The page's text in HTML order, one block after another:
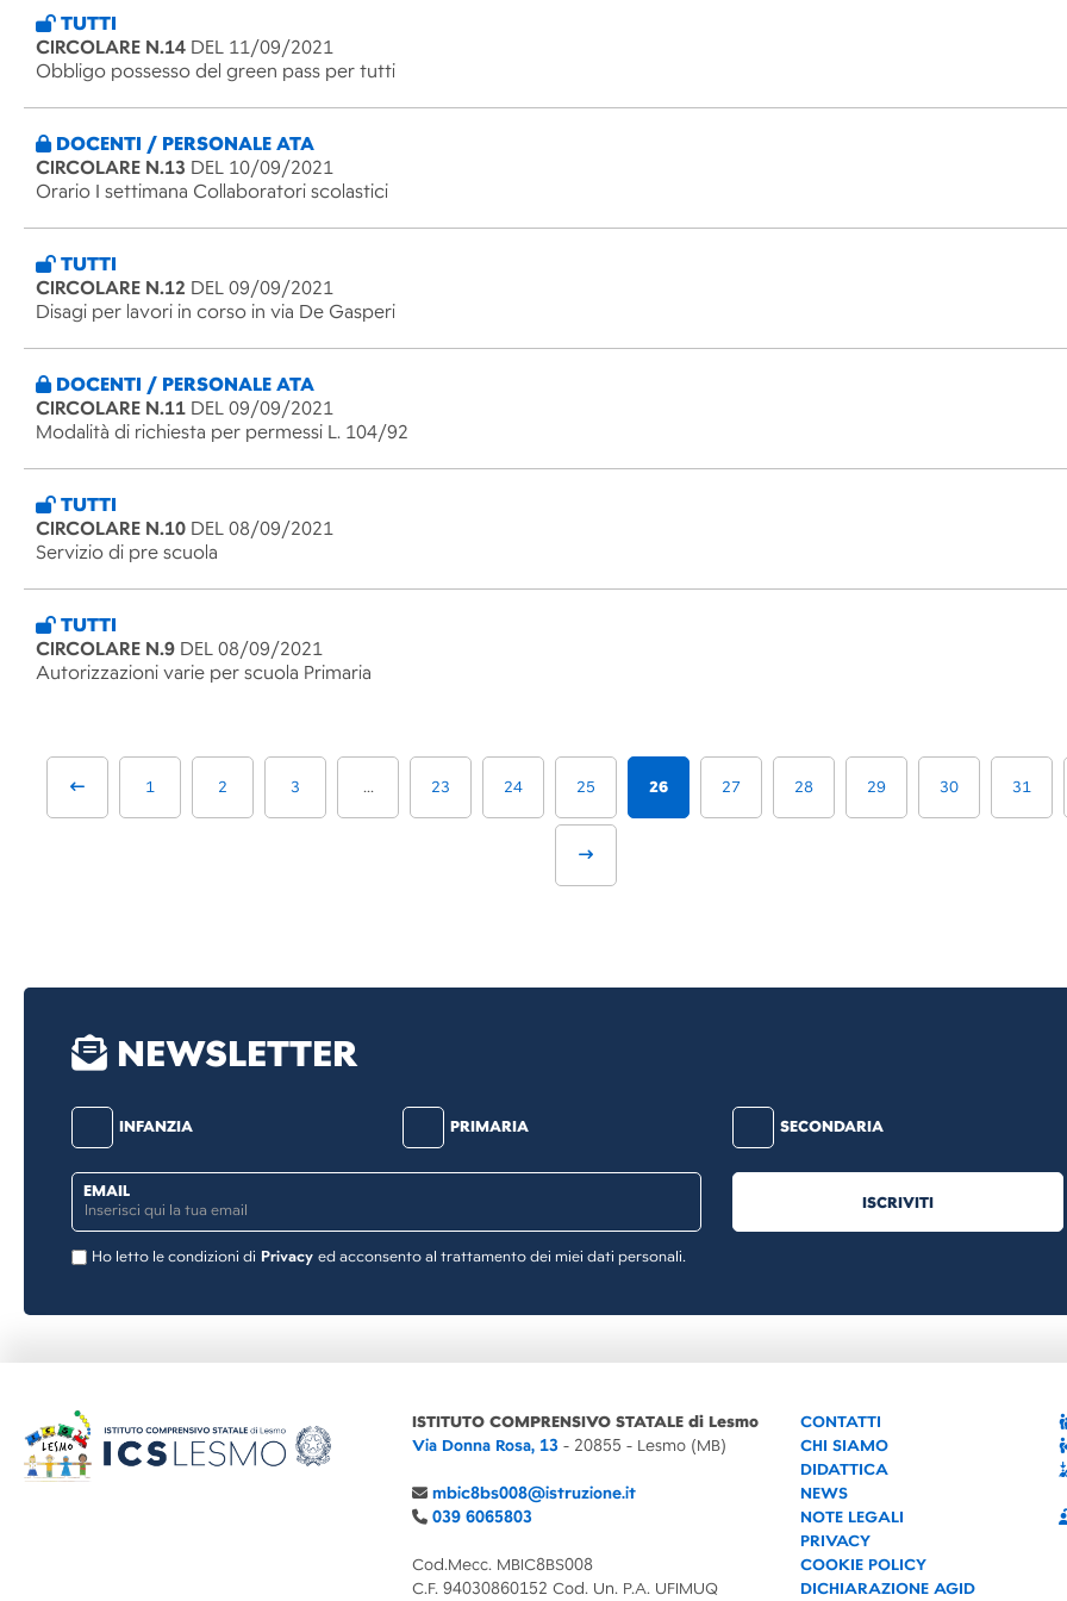
TUTTI
CIRCOLARE N.14 DEL 11/09/2021
Obbligo possesso del green pass per tutti
DOCENTI / PERSONALE ATA
CIRCOLARE N.13 DEL 10/09/2021
Orario I settimana Collaboratori scolastici
TUTTI
CIRCOLARE N.12 DEL 09/09/2021
Disagi per lavori in corso in via De Gasperi
DOCENTI / PERSONALE ATA
CIRCOLARE N.11 DEL 09/09/2021
Modalità di richiesta per permessi L. 104/92
TUTTI
CIRCOLARE N.10 DEL 08/09/2021
Servizio di pre scuola
TUTTI
CIRCOLARE N.9 DEL 08/09/2021
Autorizzazioni varie per scuola Primaria
1 2 3 ... 23 24 25 26 27 28 29 30 31
NEWSLETTER
INFANZIA PRIMARIA SECONDARIA
EMAIL
Ho letto le condizioni di Privacy ed acconsento al trattamento dei miei dati personali.
ISCRIVITI
ISTITUTO COMPRENSIVO STATALE di Lesmo
Via Donna Rosa, 13 - 20855 - Lesmo (MB)
mbic8bs008@istruzione.it
039 6065803
Cod.Mecc. MBIC8BS008
C.F. 94030860152 Cod. Un. P.A. UFIMUQ
CONTATTI
CHI SIAMO
DIDATTICA
NEWS
NOTE LEGALI
PRIVACY
COOKIE POLICY
DICHIARAZIONE AGID